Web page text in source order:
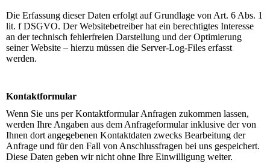
Die Erfassung dieser Daten erfolgt auf Grundlage von Art. 6 Abs. 1
lit. f DSGVO. Der Websitebetreiber hat ein berechtigtes Interesse
an der technisch fehlerfreien Darstellung und der Optimierung
seiner Website – hierzu müssen die Server-Log-Files erfasst
werden.
Kontaktformular
Wenn Sie uns per Kontaktformular Anfragen zukommen lassen,
werden Ihre Angaben aus dem Anfrageformular inklusive der von
Ihnen dort angegebenen Kontaktdaten zwecks Bearbeitung der
Anfrage und für den Fall von Anschlussfragen bei uns gespeichert.
Diese Daten geben wir nicht ohne Ihre Einwilligung weiter.